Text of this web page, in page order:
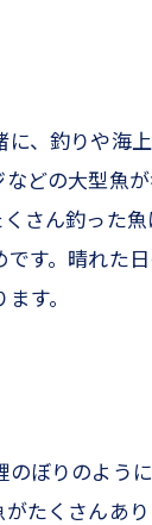
、釣りや海
どの大型魚
さん釣った
す。晴れた
す。
ぼりのよう
たくさんあ